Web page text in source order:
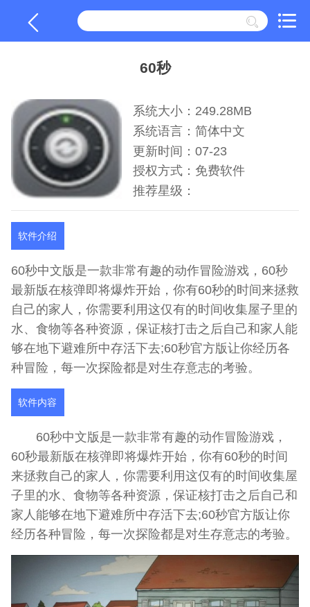
60秒
系统大小：249.28MB
系统语言：简体中文
更新时间：07-23
授权方式：免费软件
推荐星级：
软件介绍
60秒中文版是一款非常有趣的动作冒险游戏，60秒
最新版在核弹即将爆炸开始，你有60秒的时间来拯救
自己的家人，你需要利用这仅有的时间收集屋子里的
水、食物等各种资源，保证核打击之后自己和家人能
够在地下避难所中存活下去;60秒官方版让你经历各
种冒险，每一次探险都是对生存意志的考验。
软件内容
60秒中文版是一款非常有趣的动作冒险游戏，
60秒最新版在核弹即将爆炸开始，你有60秒的时间
来拯救自己的家人，你需要利用这仅有的时间收集屋
子里的水、食物等各种资源，保证核打击之后自己和
家人能够在地下避难所中存活下去;60秒官方版让你
经历各种冒险，每一次探险都是对生存意志的考验。